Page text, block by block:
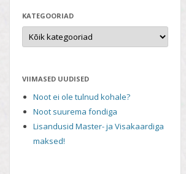
KATEGOORIAD
VIIMASED UUDISED
Noot ei ole tulnud kohale?
Noot suurema fondiga
Lisandusid Master- ja Visakaardiga
maksed!